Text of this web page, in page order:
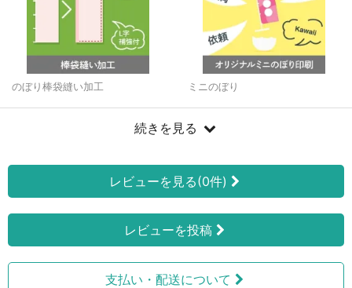
のぼり棒袋縫い加工 ミニのぼり
続きを見る
レビューを見る(0件)
レビューを投稿
支払い・配送について